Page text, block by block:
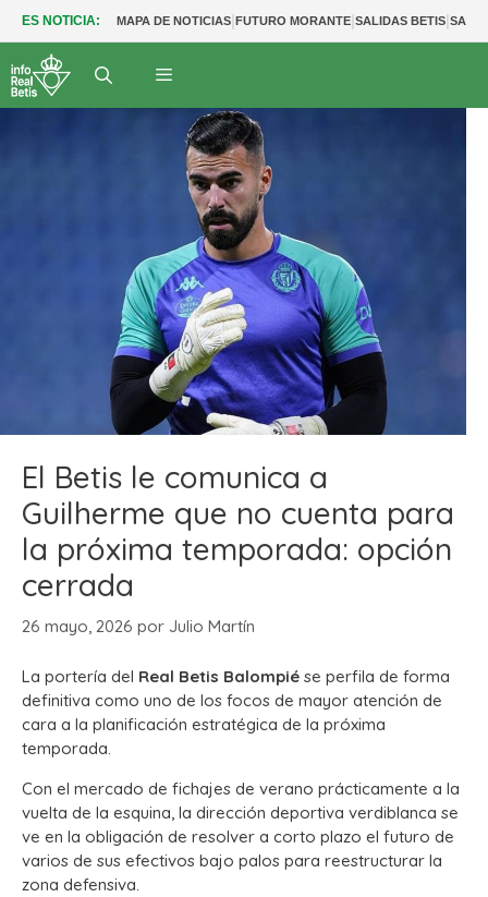
ES NOTICIA: MAPA DE NOTICIAS|FUTURO MORANTE|SALIDAS BETIS|
El Betis le comunica a
Guilherme que no cuenta para
la próxima temporada: opción
cerrada
26 mayo, 2026 por Julio Martín
La portería del Real Betis Balompié se perfila de forma
definitiva como uno de los focos de mayor atención de
cara a la planificación estratégica de la próxima
temporada.
Con el mercado de fichajes de verano prácticamente a la
vuelta de la esquina, la dirección deportiva verdiblanca se
ve en la obligación de resolver a corto plazo el futuro de
varios de sus efectivos bajo palos para reestructurar la
zona defensiva.